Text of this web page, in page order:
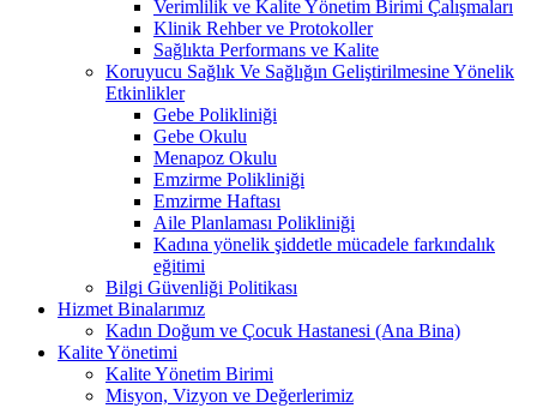
Verimlilik ve Kalite Yönetim Birimi Çalışmaları
Klinik Rehber ve Protokoller
Sağlıkta Performans ve Kalite
Koruyucu Sağlık Ve Sağlığın Geliştirilmesine Yönelik
Etkinlikler
Gebe Polikliniği
Gebe Okulu
Menapoz Okulu
Emzirme Polikliniği
Emzirme Haftası
Aile Planlaması Polikliniği
Kadına yönelik şiddetle mücadele farkındalık
eğitimi
Bilgi Güvenliği Politikası
Hizmet Binalarımız
Kadın Doğum ve Çocuk Hastanesi (Ana Bina)
Kalite Yönetimi
Kalite Yönetim Birimi
Misyon, Vizyon ve Değerlerimiz